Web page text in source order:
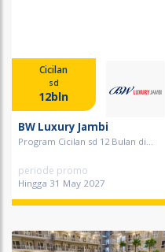
Cicilan
sd
12bln
BW Luxury Jambi
Program Cicilan sd 12 Bulan di...
periode promo
Hingga 31 May 2027